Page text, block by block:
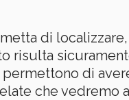
di
risulta
di
che vedremo